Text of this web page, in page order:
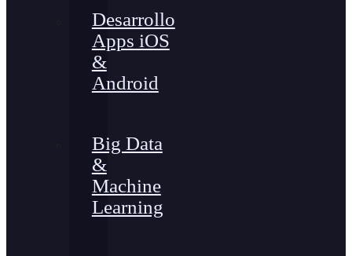
Desarrollo
Apps iOS
&
Android
Big Data
&
Machine
Learning